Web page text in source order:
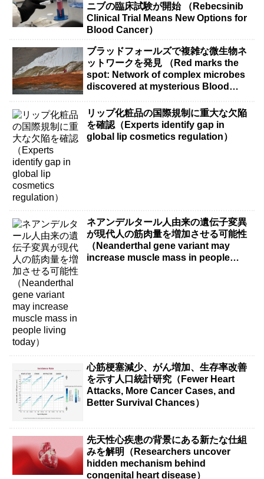
ニブの臨床試験が開始 （Rebecsinib
Clinical Trial Means New Options for
Blood Cancer）
ブラッドフォールズで複雑な微生物ネ
ットワークを発見 （Red marks the
spot: Network of complex microbes
discovered at mysterious Blood
リップ化粧品の国際規制に重大な欠陥
を確認（Experts identify gap in
global lip cosmetics regulation）
ネアンデルタール人由来の遺伝子変異
が現代人の筋肉量を増加させる可能性
（Neanderthal gene variant may
increase muscle mass in people
心筋梗塞減少、がん増加、生存率改善
を示す人口統計研究（Fewer Heart
Attacks, More Cancer Cases, and
Better Survival Chances）
先天性心疾患の背景にある新たな仕組
みを解明（Researchers uncover
hidden mechanism behind
congenital heart disease）